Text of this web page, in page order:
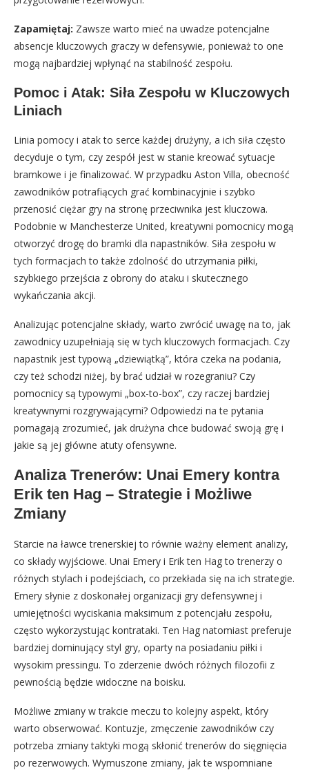
Zapamiętaj: Zawsze warto mieć na uwadze potencjalne
absencje kluczowych graczy w defensywie, ponieważ to one
mogą najbardziej wpłynąć na stabilność zespołu.
Pomoc i Atak: Siła Zespołu w Kluczowych
Liniach
Linia pomocy i atak to serce każdej drużyny, a ich siła często
decyduje o tym, czy zespół jest w stanie kreować sytuacje
bramkowe i je finalizować. W przypadku Aston Villa, obecność
zawodników potrafiących grać kombinacyjnie i szybko
przenosić ciężar gry na stronę przeciwnika jest kluczowa.
Podobnie w Manchesterze United, kreatywni pomocnicy mogą
otworzyć drogę do bramki dla napastników. Siła zespołu w
tych formacjach to także zdolność do utrzymania piłki,
szybkiego przejścia z obrony do ataku i skutecznego
wykańczania akcji.
Analizując potencjalne składy, warto zwrócić uwagę na to, jak
zawodnicy uzupełniają się w tych kluczowych formacjach. Czy
napastnik jest typową „dziewiątką”, która czeka na podania,
czy też schodzi niżej, by brać udział w rozegraniu? Czy
pomocnicy są typowymi „box-to-box”, czy raczej bardziej
kreatywnymi rozgrywającymi? Odpowiedzi na te pytania
pomagają zrozumieć, jak drużyna chce budować swoją grę i
jakie są jej główne atuty ofensywne.
Analiza Trenerów: Unai Emery kontra
Erik ten Hag – Strategie i Możliwe
Zmiany
Starcie na ławce trenerskiej to równie ważny element analizy,
co składy wyjściowe. Unai Emery i Erik ten Hag to trenerzy o
różnych stylach i podejściach, co przekłada się na ich strategie.
Emery słynie z doskonałej organizacji gry defensywnej i
umiejętności wyciskania maksimum z potencjału zespołu,
często wykorzystując kontrataki. Ten Hag natomiast preferuje
bardziej dominujący styl gry, oparty na posiadaniu piłki i
wysokim pressingu. To zderzenie dwóch różnych filozofii z
pewnością będzie widoczne na boisku.
Możliwe zmiany w trakcie meczu to kolejny aspekt, który
warto obserwować. Kontuzje, zmęczenie zawodników czy
potrzeba zmiany taktyki mogą skłonić trenerów do sięgnięcia
po rezerwowych. Wymuszone zmiany, jak te wspomniane